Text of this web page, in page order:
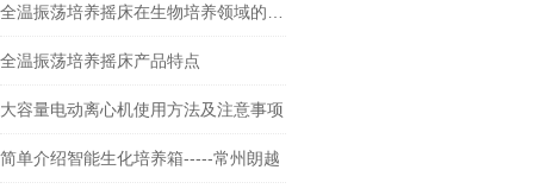
全温振荡培养摇床产品特点
大容量电动离心机使用方法及注意事项
简单介绍智能生化培养箱-----常州朗越